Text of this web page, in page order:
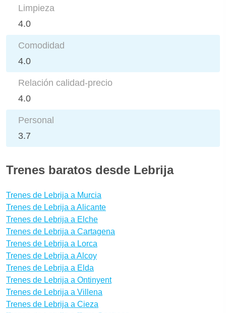
Limpieza
4.0
Comodidad
4.0
Relación calidad-precio
4.0
Personal
3.7
Trenes baratos desde Lebrija
Trenes de Lebrija a Murcia
Trenes de Lebrija a Alicante
Trenes de Lebrija a Elche
Trenes de Lebrija a Cartagena
Trenes de Lebrija a Lorca
Trenes de Lebrija a Alcoy
Trenes de Lebrija a Elda
Trenes de Lebrija a Ontinyent
Trenes de Lebrija a Villena
Trenes de Lebrija a Cieza